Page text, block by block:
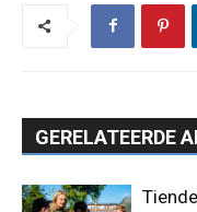
GERELATEERDE